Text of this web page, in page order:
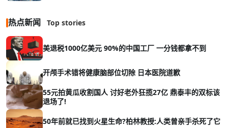
热点新闻 Top stories
美退税1000亿美元 90%的中国工厂 一分钱都拿不到
开颅手术错将健康脑部位切除 日本医院道歉
55元拍黄瓜收割国人 讨好老外狂揽27亿 鼎泰丰的双标该
退场了!
50年前就已找到火星生命?柏林教授:人类曾亲手杀死了它